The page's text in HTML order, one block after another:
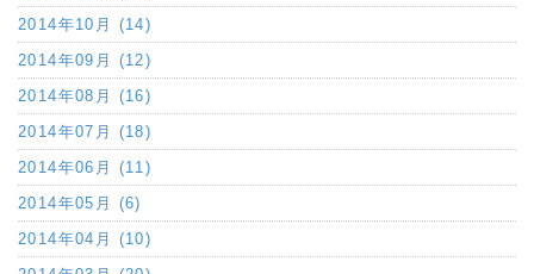
2014年10月 (14)
2014年09月 (12)
2014年08月 (16)
2014年07月 (18)
2014年06月 (11)
2014年05月 (6)
2014年04月 (10)